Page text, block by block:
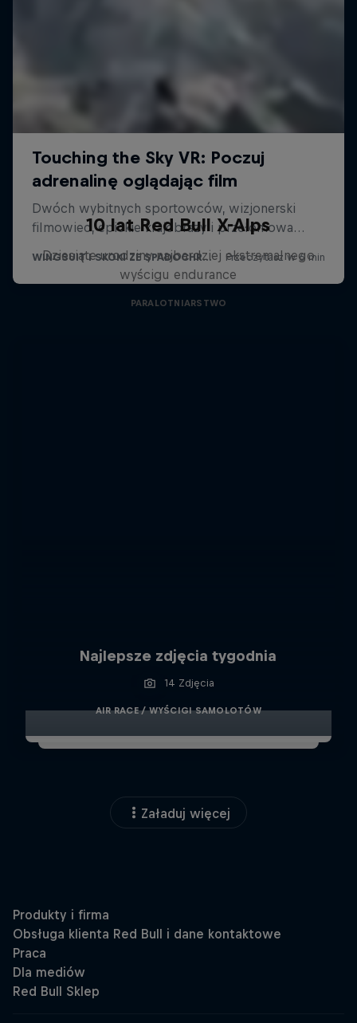
10 lat Red Bull X-Alps
Dziesiąte urodziny najbardziej ekstremalnego
wyścigu endurance
PARALOTNIARSTWO
Najlepsze zdjęcia tygodnia
14 Zdjęcia
AIR RACE / WYŚCIGI SAMOLOTÓW
Załaduj więcej